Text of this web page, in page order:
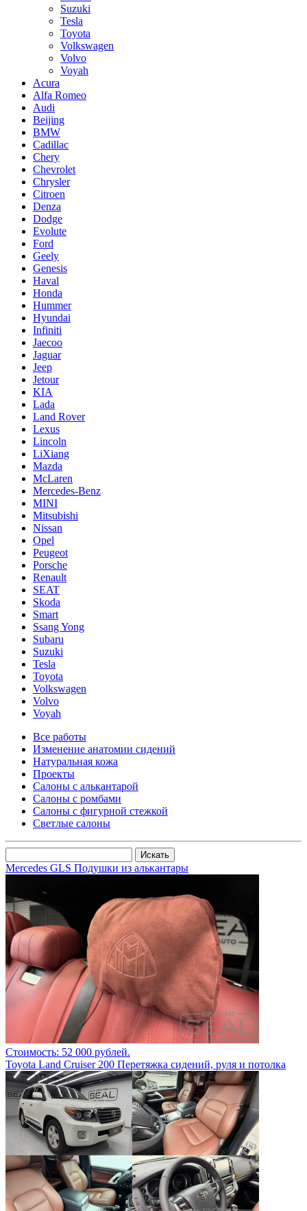
Suzuki
Tesla
Toyota
Volkswagen
Volvo
Voyah
Acura
Alfa Romeo
Audi
Beijing
BMW
Cadillac
Chery
Chevrolet
Chrysler
Citroen
Denza
Dodge
Evolute
Ford
Geely
Genesis
Haval
Honda
Hummer
Hyundai
Infiniti
Jaecoo
Jaguar
Jeep
Jetour
KIA
Lada
Land Rover
Lexus
Lincoln
LiXiang
Mazda
McLaren
Mercedes-Benz
MINI
Mitsubishi
Nissan
Opel
Peugeot
Porsche
Renault
SEAT
Skoda
Smart
Ssang Yong
Subaru
Suzuki
Tesla
Toyota
Volkswagen
Volvo
Voyah
Все работы
Изменение анатомии сидений
Натуральная кожа
Проекты
Салоны с алькантарой
Салоны с ромбами
Салоны с фигурной стежкой
Светлые салоны
Mercedes GLS Подушки из алькантары
Стоимость: 52 000 рублей.
Toyota Land Cruiser 200 Перетяжка сидений, руля и потолка